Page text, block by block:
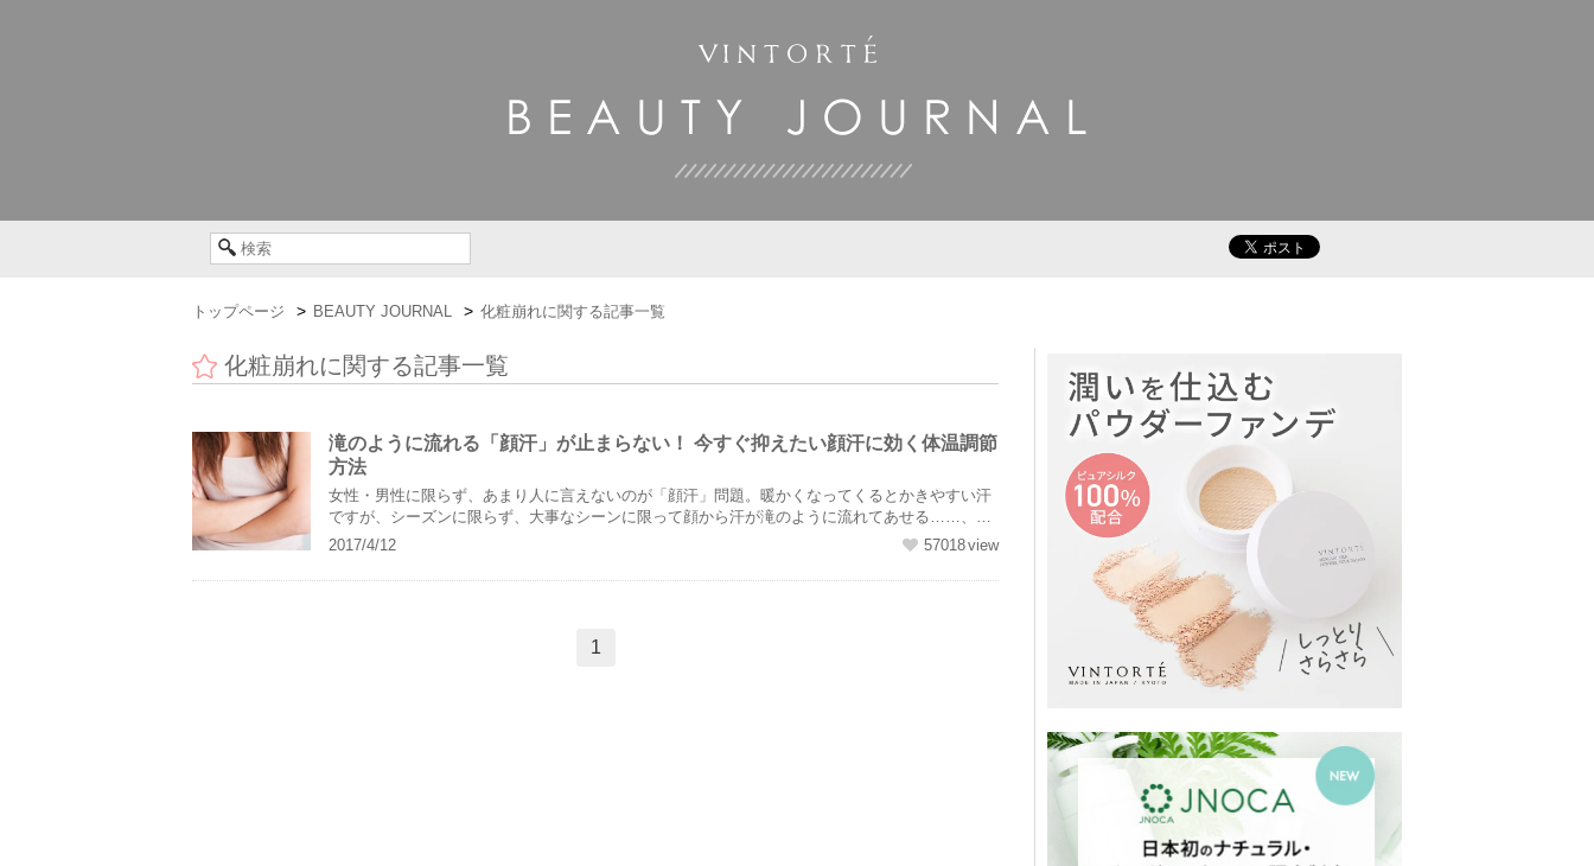
トップページ BEAUTY JOURNAL 化粧崩れに関する記事一覧
化粧崩れに関する記事一覧
滝のように流れる「顔汗」が止まらない！ 今すぐ抑えたい顔汗に効く体温調節
方法
女性・男性に限らず、あまり人に言えないのが「顔汗」問題。暖かくなってくるとかきやすい汗
ですが、シーズンに限らず、大事なシーンに限って顔から汗が滝のように流れてあせる……、そ
んな経験は1度ならずどなたに......
2017/4/12 57018
1